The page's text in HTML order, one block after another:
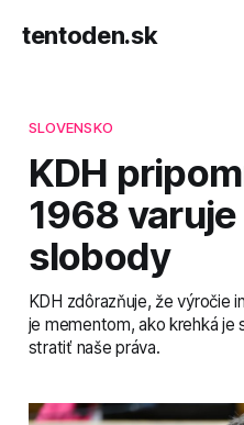
tentoden.sk
SLOVENSKO
KDH
1968
slobody
KDH zdôrazňuje, že výročie
je mementom, ako krehká je
stratiť naše práva.